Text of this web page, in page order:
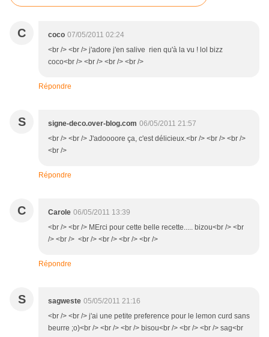
C coco 07/05/2011 02:24
<br /> <br /> j'adore j'en salive rien qu'à la vu ! lol bizz
coco<br /> <br /> <br /> <br />
Répondre
S signe-deco.over-blog.com 06/05/2011 21:57
<br /> <br /> J'adoooore ça, c'est délicieux.<br /> <br /> <br />
<br />
Répondre
C Carole 06/05/2011 13:39
<br /> <br /> MErci pour cette belle recette..... bizou<br /> <br
/> <br /> <br /> <br /> <br /> <br />
Répondre
S sagweste 05/05/2011 21:16
<br /> <br /> j'ai une petite preference pour le lemon curd sans
beurre ;o)<br /> <br /> <br /> bisou<br /> <br /> <br /> sag<br